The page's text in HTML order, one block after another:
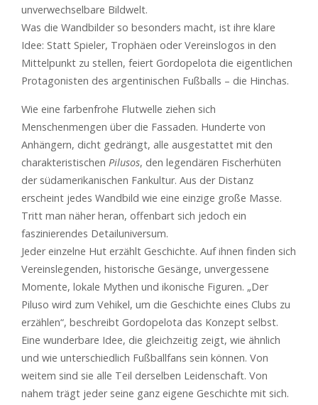
unverwechselbare Bildwelt.
Was die Wandbilder so besonders macht, ist ihre klare
Idee: Statt Spieler, Trophäen oder Vereinslogos in den
Mittelpunkt zu stellen, feiert Gordopelota die eigentlichen
Protagonisten des argentinischen Fußballs – die Hinchas.
Wie eine farbenfrohe Flutwelle ziehen sich
Menschenmengen über die Fassaden. Hunderte von
Anhängern, dicht gedrängt, alle ausgestattet mit den
charakteristischen Pilusos, den legendären Fischerhüten
der südamerikanischen Fankultur. Aus der Distanz
erscheint jedes Wandbild wie eine einzige große Masse.
Tritt man näher heran, offenbart sich jedoch ein
faszinierendes Detailuniversum.
Jeder einzelne Hut erzählt Geschichte. Auf ihnen finden sich
Vereinslegenden, historische Gesänge, unvergessene
Momente, lokale Mythen und ikonische Figuren. „Der
Piluso wird zum Vehikel, um die Geschichte eines Clubs zu
erzählen“, beschreibt Gordopelota das Konzept selbst.
Eine wunderbare Idee, die gleichzeitig zeigt, wie ähnlich
und wie unterschiedlich Fußballfans sein können. Von
weitem sind sie alle Teil derselben Leidenschaft. Von
nahem trägt jeder seine ganz eigene Geschichte mit sich.